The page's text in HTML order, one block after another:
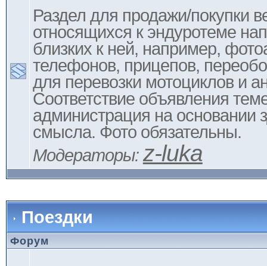
Раздел для продажи/покупки
относящихся к эндуротеме
близких к ней, например,
телефонов, прицепов,
для перевозки мотоциклов и
Соответствие объявления
администрация на основании
смысла. Фото обязательны.
Модераторы: z-luka
Поездки
Форум